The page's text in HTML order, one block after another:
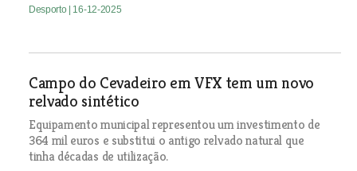
Desporto | 16-12-2025
Campo do Cevadeiro em VFX tem um novo
relvado sintético
Equipamento municipal representou um investimento de
364 mil euros e substitui o antigo relvado natural que
tinha décadas de utilização.